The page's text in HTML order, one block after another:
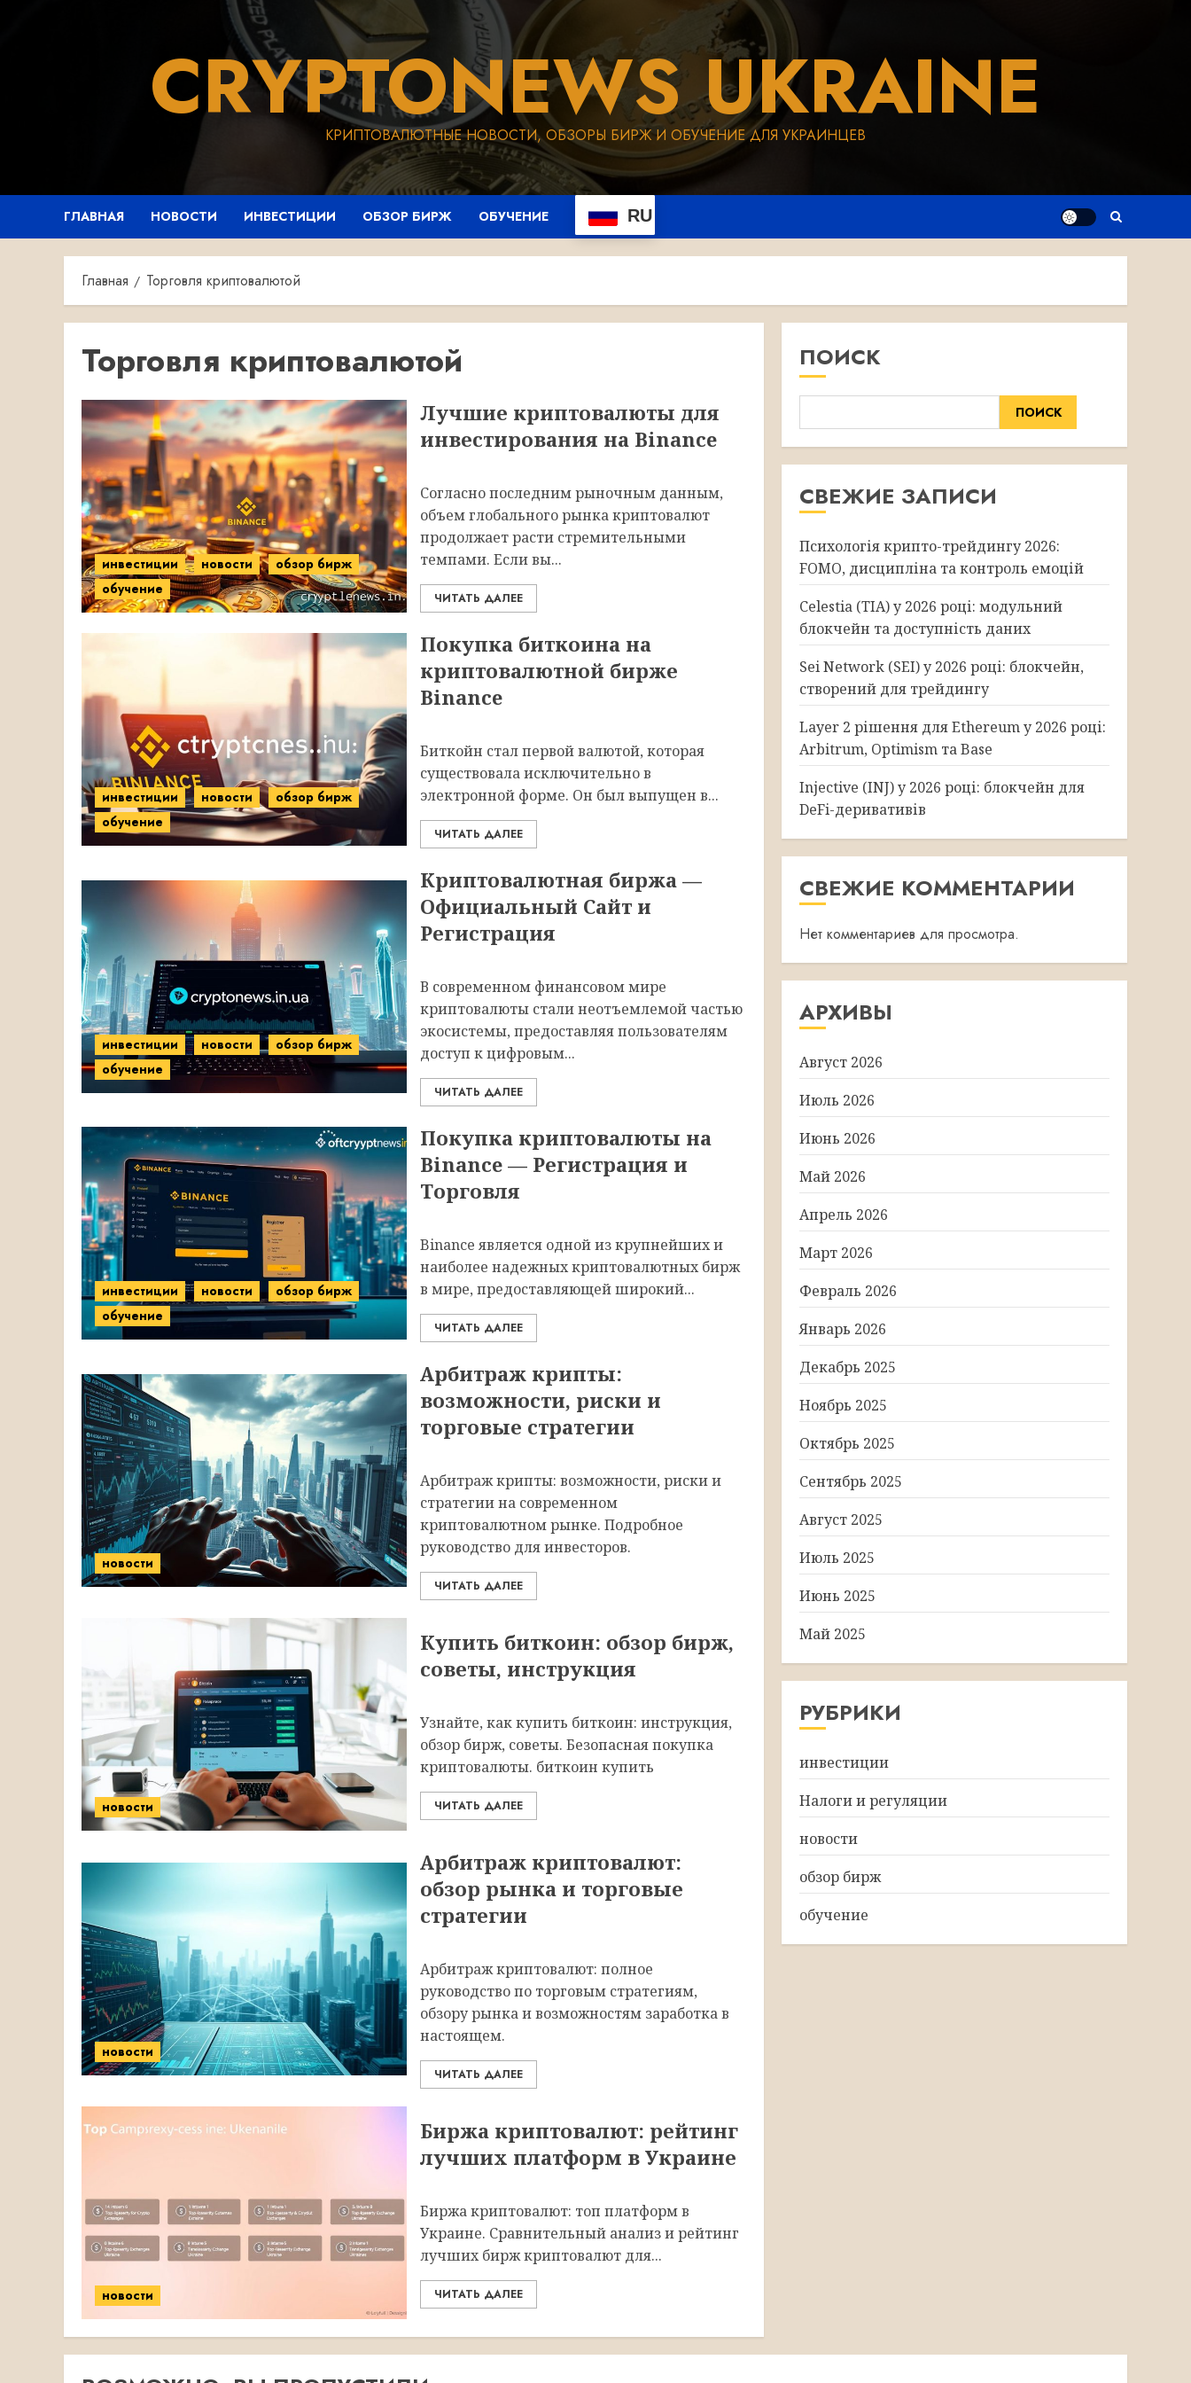
CRYPTONEWS UKRAINE
КРИПТОВАЛЮТНЫЕ НОВОСТИ, ОБЗОРЫ БИРЖ И ОБУЧЕНИЕ ДЛЯ УКРАИНЦЕВ
ГЛАВНАЯ НОВОСТИ ИНВЕСТИЦИИ ОБЗОР БИРЖ ОБУЧЕНИЕ RU
Главная Торговля криптовалютой
Торговля криптовалютой
инвестиции новости
обзор бирж
обучение
Лучшие криптовалюты для
инвестирования на Binance
Согласно последним рыночным данным,
объем глобального рынка криптовалют
продолжает расти стремительными
темпами. Если вы...
ЧИТАТЬ ДАЛЕЕ
инвестиции новости
обзор бирж
обучение
Покупка биткоина на
криптовалютной бирже
Binance
Биткойн стал первой валютой, которая
существовала исключительно в
электронной форме. Он был выпущен в...
ЧИТАТЬ ДАЛЕЕ
инвестиции новости
обзор бирж
обучение
Криптовалютная биржа —
Официальный Сайт и
Регистрация
В современном финансовом мире
криптовалюты стали неотъемлемой частью
экосистемы, предоставляя пользователям
доступ к цифровым...
ЧИТАТЬ ДАЛЕЕ
инвестиции новости
обзор бирж
обучение
Покупка криптовалюты на
Binance — Регистрация и
Торговля
Binance является одной из крупнейших и
наиболее надежных криптовалютных бирж
в мире, предоставляющей широкий...
ЧИТАТЬ ДАЛЕЕ
новости
Арбитраж крипты:
возможности, риски и
торговые стратегии
Арбитраж крипты: возможности, риски и
стратегии на современном
криптовалютном рынке. Подробное
руководство для инвесторов.
ЧИТАТЬ ДАЛЕЕ
новости
Купить биткоин: обзор бирж,
советы, инструкция
Узнайте, как купить биткоин: инструкция,
обзор бирж, советы. Безопасная покупка
криптовалюты. биткоин купить
ЧИТАТЬ ДАЛЕЕ
новости
Арбитраж криптовалют:
обзор рынка и торговые
стратегии
Арбитраж криптовалют: полное
руководство по торговым стратегиям,
обзору рынка и возможностям заработка в
настоящем.
ЧИТАТЬ ДАЛЕЕ
новости
Биржа криптовалют: рейтинг
лучших платформ в Украине
Биржа криптовалют: топ платформ в
Украине. Сравнительный анализ и рейтинг
лучших бирж криптовалют для...
ЧИТАТЬ ДАЛЕЕ
ПОИСК
ПОИСК
СВЕЖИЕ ЗАПИСИ
Психологія крипто-трейдингу 2026:
FOMO, дисципліна та контроль емоцій
Celestia (TIA) у 2026 році: модульний
блокчейн та доступність даних
Sei Network (SEI) у 2026 році: блокчейн,
створений для трейдингу
Layer 2 рішення для Ethereum у 2026 році:
Arbitrum, Optimism та Base
Injective (INJ) у 2026 році: блокчейн для
DeFi-деривативів
СВЕЖИЕ КОММЕНТАРИИ
Нет комментариев для просмотра.
АРХИВЫ
Август 2026
Июль 2026
Июнь 2026
Май 2026
Апрель 2026
Март 2026
Февраль 2026
Январь 2026
Декабрь 2025
Ноябрь 2025
Октябрь 2025
Сентябрь 2025
Август 2025
Июль 2025
Июнь 2025
Май 2025
РУБРИКИ
инвестиции
Налоги и регуляции
новости
обзор бирж
обучение